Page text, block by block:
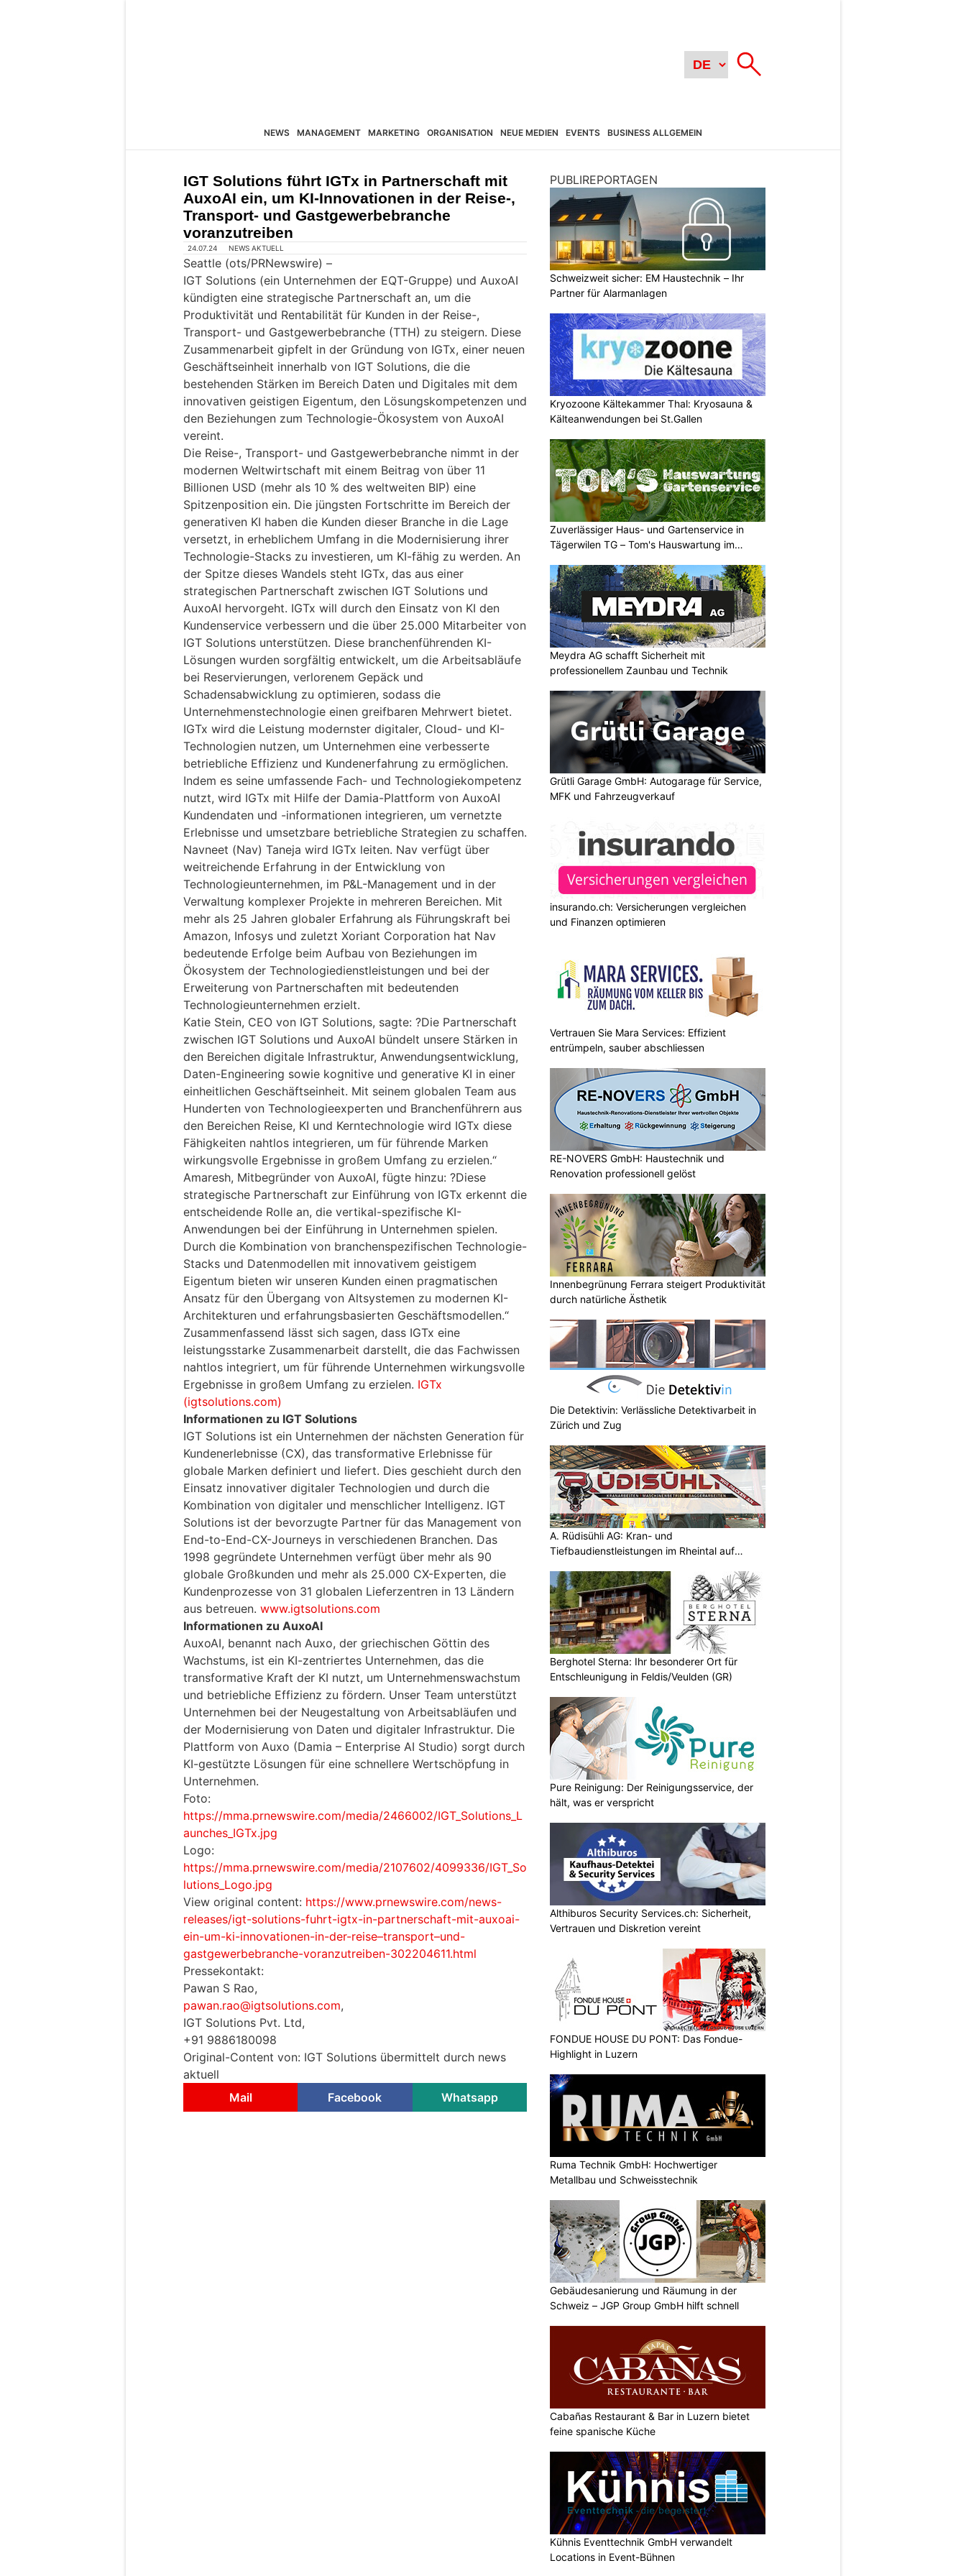
NEWS MANAGEMENT MARKETING ORGANISATION NEUE MEDIEN EVENTS BUSINESS ALLGEMEIN
IGT Solutions führt IGTx in Partnerschaft mit
AuxoAI ein, um KI-Innovationen in der Reise-,
Transport- und Gastgewerbebranche
voranzutreiben
24.07.24 NEWS AKTUELL
Seattle (ots/PRNewswire) –
IGT Solutions (ein Unternehmen der EQT-Gruppe) und AuxoAI
kündigten eine strategische Partnerschaft an, um die
Produktivität und Rentabilität für Kunden in der Reise-,
Transport- und Gastgewerbebranche (TTH) zu steigern. Diese
Zusammenarbeit gipfelt in der Gründung von IGTx, einer neuen
Geschäftseinheit innerhalb von IGT Solutions, die die
bestehenden Stärken im Bereich Daten und Digitales mit dem
innovativen geistigen Eigentum, den Lösungskompetenzen und
den Beziehungen zum Technologie-Ökosystem von AuxoAI
vereint.
Die Reise-, Transport- und Gastgewerbebranche nimmt in der
modernen Weltwirtschaft mit einem Beitrag von über 11
Billionen USD (mehr als 10 % des weltweiten BIP) eine
Spitzenposition ein. Die jüngsten Fortschritte im Bereich der
generativen KI haben die Kunden dieser Branche in die Lage
versetzt, in erheblichem Umfang in die Modernisierung ihrer
Technologie-Stacks zu investieren, um KI-fähig zu werden. An
der Spitze dieses Wandels steht IGTx, das aus einer
strategischen Partnerschaft zwischen IGT Solutions und
AuxoAI hervorgeht. IGTx will durch den Einsatz von KI den
Kundenservice verbessern und die über 25.000 Mitarbeiter von
IGT Solutions unterstützen. Diese branchenführenden KI-
Lösungen wurden sorgfältig entwickelt, um die Arbeitsabläufe
bei Reservierungen, verlorenem Gepäck und
Schadensabwicklung zu optimieren, sodass die
Unternehmenstechnologie einen greifbaren Mehrwert bietet.
IGTx wird die Leistung modernster digitaler, Cloud- und KI-
Technologien nutzen, um Unternehmen eine verbesserte
betriebliche Effizienz und Kundenerfahrung zu ermöglichen.
Indem es seine umfassende Fach- und Technologiekompetenz
nutzt, wird IGTx mit Hilfe der Damia-Plattform von AuxoAI
Kundendaten und -informationen integrieren, um vernetzte
Erlebnisse und umsetzbare betriebliche Strategien zu schaffen.
Navneet (Nav) Taneja wird IGTx leiten. Nav verfügt über
weitreichende Erfahrung in der Entwicklung von
Technologieunternehmen, im P&L-Management und in der
Verwaltung komplexer Projekte in mehreren Bereichen. Mit
mehr als 25 Jahren globaler Erfahrung als Führungskraft bei
Amazon, Infosys und zuletzt Xoriant Corporation hat Nav
bedeutende Erfolge beim Aufbau von Beziehungen im
Ökosystem der Technologiedienstleistungen und bei der
Erweiterung von Partnerschaften mit bedeutenden
Technologieunternehmen erzielt.
Katie Stein, CEO von IGT Solutions, sagte: ?Die Partnerschaft
zwischen IGT Solutions und AuxoAI bündelt unsere Stärken in
den Bereichen digitale Infrastruktur, Anwendungsentwicklung,
Daten-Engineering sowie kognitive und generative KI in einer
einheitlichen Geschäftseinheit. Mit seinem globalen Team aus
Hunderten von Technologieexperten und Branchenführern aus
den Bereichen Reise, KI und Kerntechnologie wird IGTx diese
Fähigkeiten nahtlos integrieren, um für führende Marken
wirkungsvolle Ergebnisse in großem Umfang zu erzielen.“
Amaresh, Mitbegründer von AuxoAI, fügte hinzu: ?Diese
strategische Partnerschaft zur Einführung von IGTx erkennt die
entscheidende Rolle an, die vertikal-spezifische KI-
Anwendungen bei der Einführung in Unternehmen spielen.
Durch die Kombination von branchenspezifischen Technologie-
Stacks und Datenmodellen mit innovativem geistigem
Eigentum bieten wir unseren Kunden einen pragmatischen
Ansatz für den Übergang von Altsystemen zu modernen KI-
Architekturen und erfahrungsbasierten Geschäftsmodellen.“
Zusammenfassend lässt sich sagen, dass IGTx eine
leistungsstarke Zusammenarbeit darstellt, die das Fachwissen
nahtlos integriert, um für führende Unternehmen wirkungsvolle
Ergebnisse in großem Umfang zu erzielen. IGTx
(igtsolutions.com)
Informationen zu IGT Solutions
IGT Solutions ist ein Unternehmen der nächsten Generation für
Kundenerlebnisse (CX), das transformative Erlebnisse für
globale Marken definiert und liefert. Dies geschieht durch den
Einsatz innovativer digitaler Technologien und durch die
Kombination von digitaler und menschlicher Intelligenz. IGT
Solutions ist der bevorzugte Partner für das Management von
End-to-End-CX-Journeys in verschiedenen Branchen. Das
1998 gegründete Unternehmen verfügt über mehr als 90
globale Großkunden und mehr als 25.000 CX-Experten, die
Kundenprozesse von 31 globalen Lieferzentren in 13 Ländern
aus betreuen. www.igtsolutions.com
Informationen zu AuxoAI
AuxoAI, benannt nach Auxo, der griechischen Göttin des
Wachstums, ist ein KI-zentriertes Unternehmen, das die
transformative Kraft der KI nutzt, um Unternehmenswachstum
und betriebliche Effizienz zu fördern. Unser Team unterstützt
Unternehmen bei der Neugestaltung von Arbeitsabläufen und
der Modernisierung von Daten und digitaler Infrastruktur. Die
Plattform von Auxo (Damia – Enterprise AI Studio) sorgt durch
KI-gestützte Lösungen für eine schnellere Wertschöpfung in
Unternehmen.
Foto:
https://mma.prnewswire.com/media/2466002/IGT_Solutions_L
aunches_IGTx.jpg
Logo:
https://mma.prnewswire.com/media/2107602/4099336/IGT_So
lutions_Logo.jpg
View original content: https://www.prnewswire.com/news-
releases/igt-solutions-fuhrt-igtx-in-partnerschaft-mit-auxoai-
ein-um-ki-innovationen-in-der-reise–transport–und-
gastgewerbebranche-voranzutreiben-302204611.html
Pressekontakt:
Pawan S Rao,
pawan.rao@igtsolutions.com,
IGT Solutions Pvt. Ltd,
+91 9886180098
Original-Content von: IGT Solutions übermittelt durch news
aktuell
Mail
Facebook Whatsapp
PUBLIREPORTAGEN
Schweizweit sicher: EM Haustechnik – Ihr
Partner für Alarmanlagen
Kryozoone Kältekammer Thal: Kryosauna &
Kälteanwendungen bei St.Gallen
Zuverlässiger Haus- und Gartenservice in
Tägerwilen TG – Tom's Hauswartung im
Meydra AG schafft Sicherheit mit
professionellem Zaunbau und Technik
Grütli Garage GmbH: Autogarage für Service,
MFK und Fahrzeugverkauf
insurando.ch: Versicherungen vergleichen
und Finanzen optimieren
Vertrauen Sie Mara Services: Effizient
entrümpeln, sauber abschliessen
RE-NOVERS GmbH: Haustechnik und
Renovation professionell gelöst
Innenbegrünung Ferrara steigert Produktivität
durch natürliche Ästhetik
Die Detektivin: Verlässliche Detektivarbeit in
Zürich und Zug
A. Rüdisühli AG: Kran- und
Tiefbaudienstleistungen im Rheintal auf
Berghotel Sterna: Ihr besonderer Ort für
Entschleunigung in Feldis/Veulden (GR)
Pure Reinigung: Der Reinigungsservice, der
hält, was er verspricht
Althiburos Security Services.ch: Sicherheit,
Vertrauen und Diskretion vereint
FONDUE HOUSE DU PONT: Das Fondue-
Highlight in Luzern
Ruma Technik GmbH: Hochwertiger
Metallbau und Schweisstechnik
Gebäudesanierung und Räumung in der
Schweiz – JGP Group GmbH hilft schnell
Cabañas Restaurant & Bar in Luzern bietet
feine spanische Küche
Kühnis Eventtechnik GmbH verwandelt
Locations in Event-Bühnen